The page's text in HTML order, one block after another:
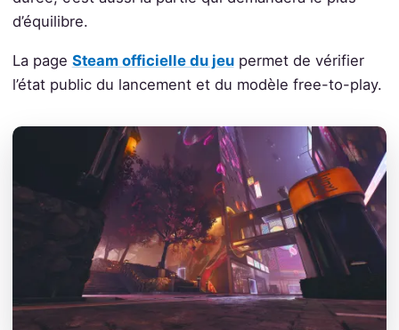
d’équilibre.
La page Steam officielle du jeupermet de vérifier
l’état public du lancement et du modèle free-to-play.